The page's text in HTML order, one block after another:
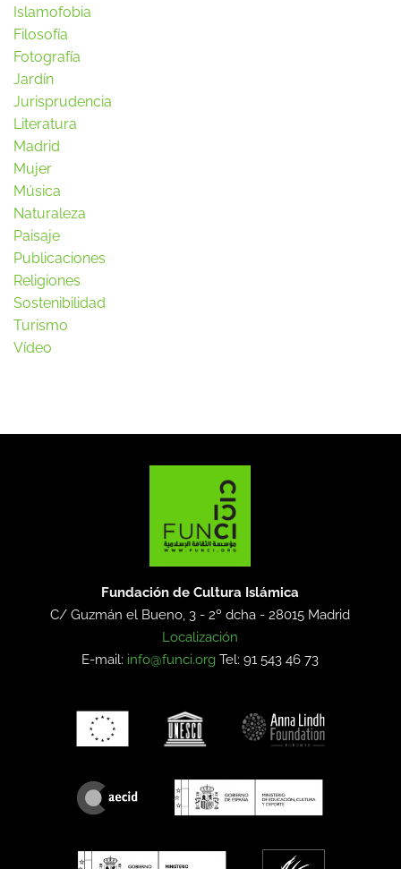
Islamofobia
Filosofía
Fotografía
Jardín
Jurisprudencia
Literatura
Madrid
Mujer
Música
Naturaleza
Paisaje
Publicaciones
Religiones
Sostenibilidad
Turismo
Vídeo
Fundación de Cultura Islámica
C/ Guzmán el Bueno, 3 - 2º dcha -28015 Madrid
Localización
E-mail: info@funci.org Tel: 91 543 46 73